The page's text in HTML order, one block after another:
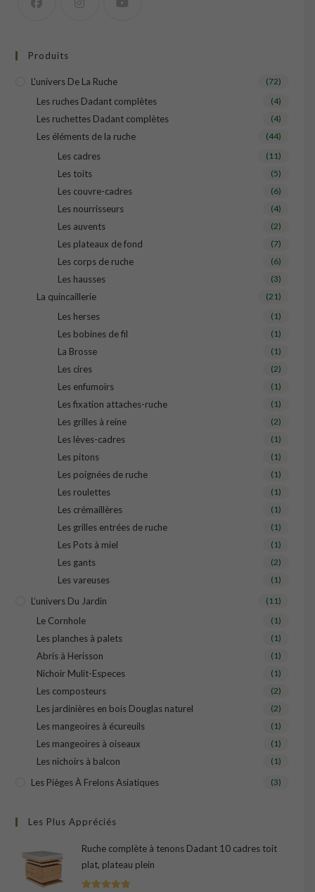
Produits
L'univers De La Ruche (72)
Les ruches Dadant complètes (4)
Les ruchettes Dadant complètes (4)
Les éléments de la ruche (44)
Les cadres (11)
Les toits (5)
Les couvre-cadres (6)
Les nourrisseurs (4)
Les auvents (2)
Les plateaux de fond (7)
Les corps de ruche (6)
Les hausses (3)
La quincaillerie (21)
Les herses (1)
Les bobines de fil (1)
La Brosse (1)
Les cires (2)
Les enfumoirs (1)
Les fixation attaches-ruche (1)
Les grilles à reine (2)
Les lèves-cadres (1)
Les pitons (1)
Les poignées de ruche (1)
Les roulettes (1)
Les crémaillères (1)
Les grilles entrées de ruche (1)
Les Pots à miel (1)
Les gants (2)
Les vareuses (1)
L’univers Du Jardin (11)
Le Cornhole (1)
Les planches à palets (1)
Abris à Herisson (1)
Nichoir Mulit-Especes (1)
Les composteurs (2)
Les jardinières en bois Douglas naturel (2)
Les mangeoires à écureuils (1)
Les mangeoires à oiseaux (1)
Les nichoirs à balcon (1)
Les Pièges À Frelons Asiatiques (3)
Les Plus Appréciés
Ruche complète à tenons Dadant 10 cadres toit
plat, plateau plein